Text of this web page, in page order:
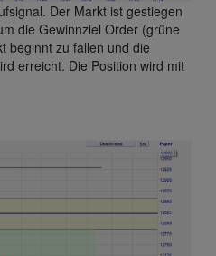
Der Markt ist gestiegen
die Gewinnziel Order (grüne
beginnt zu fallen und die
erreicht. Die Position wird mit